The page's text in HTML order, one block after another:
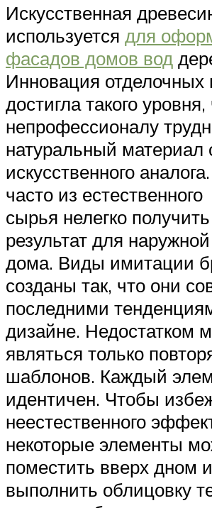
Искусственная
используется для
фасадов домов вод
Инновация отделочных
достигла такого уровня,
непрофессионалу
натуральный материал
искусственного
часто из естественного
сырья нелегко
результат для
дома. Виды имитации
созданы так, что они
последними
дизайне. Недостатком
являться только
шаблонов. Каждый
идентичен. Чтобы
неестественного
некоторые элементы
поместить вверх дном
выполнить облицовку